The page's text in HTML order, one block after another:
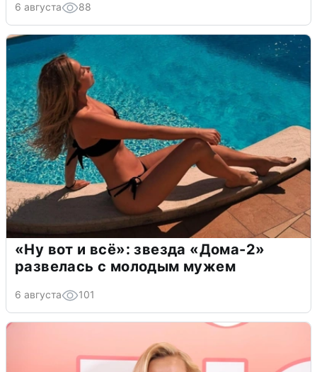
6 августа 88
«Ну вот и всё»: звезда «Дома-2»
развелась с молодым мужем
6 августа 101